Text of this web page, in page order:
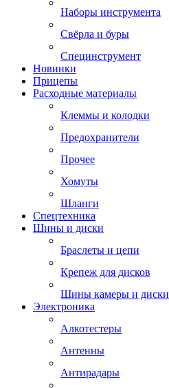
Наборы инструмента
Свёрла и буры
Специнструмент
Новинки
Прицепы
Расходные материалы
Клеммы и колодки
Предохранители
Прочее
Хомуты
Шланги
Спецтехника
Шины и диски
Браслеты и цепи
Крепеж для дисков
Шины камеры и диски
Электроника
Алкотестеры
Антенны
Антирадары